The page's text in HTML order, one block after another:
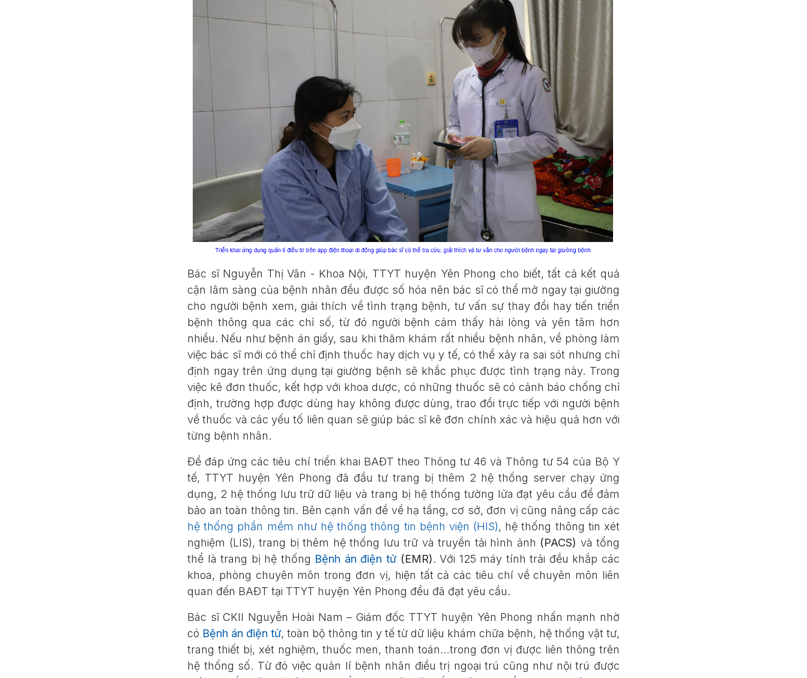
Bác sĩ Nguyễn Thị Vân - Khoa Nội, TTYT huyện Yên Phong cho biết, tất cả kết quả
cận lâm sàng của bệnh nhân đều được số hóa nên bác sĩ có thể mở ngay tại giường
cho người bệnh xem, giải thích về tình trạng bệnh, tư vấn sự thay đổi hay tiến triển
bệnh thông qua các chỉ số, từ đó người bệnh cảm thấy hài lòng và yên tâm hơn
nhiều. Nếu như bệnh án giấy, sau khi thăm khám rất nhiều bệnh nhân, về phòng làm
việc bác sĩ mới có thể chỉ định thuốc hay dịch vụ y tế, có thể xảy ra sai sót nhưng chỉ
định ngay trên ứng dụng tại giường bệnh sẽ khắc phục được tình trạng này. Trong
việc kê đơn thuốc, kết hợp với khoa dược, có những thuốc sẽ có cảnh báo chống chỉ
định, trường hợp được dùng hay không được dùng, trao đổi trực tiếp với người bệnh
về thuốc và các yếu tố liên quan sẽ giúp bác sĩ kê đơn chính xác và hiệu quả hơn với
từng bệnh nhân.
Để đáp ứng các tiêu chí triển khai BAĐT theo Thông tư 46 và Thông tư 54 của Bộ Y
tế, TTYT huyện Yên Phong đã đầu tư trang bị thêm 2 hệ thống server chạy ứng
dụng, 2 hệ thống lưu trữ dữ liệu và trang bị hệ thống tường lửa đạt yêu cầu để đảm
bảo an toàn thông tin. Bên cạnh vấn đề về hạ tầng, cơ sở, đơn vị cũng nâng cấp các
hệ thống phần mềm như hệ thống thông tin bệnh viện (HIS), hệ thống thông tin xét
nghiệm (LIS), trang bị thêm hệ thống lưu trữ và truyền tải hình ảnh (PACS) và tổng
thể là trang bị hệ thống Bệnh án điện tử (EMR). Với 125 máy tính trải đều khắp các
khoa, phòng chuyên môn trong đơn vị, hiện tất cả các tiêu chí về chuyên môn liên
quan đến BAĐT tại TTYT huyện Yên Phong đều đã đạt yêu cầu.
Bác sĩ CKII Nguyễn Hoài Nam – Giám đốc TTYT huyện Yên Phong nhấn mạnh nhờ
có Bệnh án điện tử, toàn bộ thông tin y tế từ dữ liệu khám chữa bệnh, hệ thống vật tư,
trang thiết bị, xét nghiệm, thuốc men, thanh toán…trong đơn vị được liên thông trên
hệ thống số. Từ đó việc quản lí bệnh nhân điều trị ngoại trú cũng như nội trú được